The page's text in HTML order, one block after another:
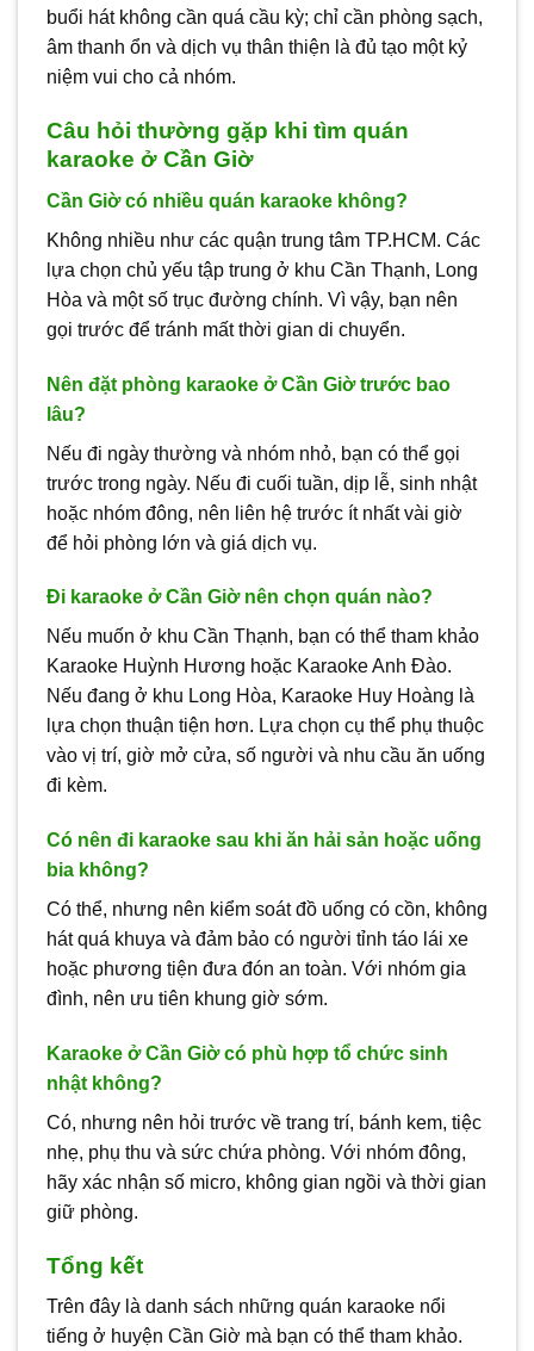
buổi hát không cần quá cầu kỳ; chỉ cần phòng sạch,
âm thanh ổn và dịch vụ thân thiện là đủ tạo một kỷ
niệm vui cho cả nhóm.
Câu hỏi thường gặp khi tìm quán
karaoke ở Cần Giờ
Cần Giờ có nhiều quán karaoke không?
Không nhiều như các quận trung tâm TP.HCM. Các
lựa chọn chủ yếu tập trung ở khu Cần Thạnh, Long
Hòa và một số trục đường chính. Vì vậy, bạn nên
gọi trước để tránh mất thời gian di chuyển.
Nên đặt phòng karaoke ở Cần Giờ trước bao
lâu?
Nếu đi ngày thường và nhóm nhỏ, bạn có thể gọi
trước trong ngày. Nếu đi cuối tuần, dịp lễ, sinh nhật
hoặc nhóm đông, nên liên hệ trước ít nhất vài giờ
để hỏi phòng lớn và giá dịch vụ.
Đi karaoke ở Cần Giờ nên chọn quán nào?
Nếu muốn ở khu Cần Thạnh, bạn có thể tham khảo
Karaoke Huỳnh Hương hoặc Karaoke Anh Đào.
Nếu đang ở khu Long Hòa, Karaoke Huy Hoàng là
lựa chọn thuận tiện hơn. Lựa chọn cụ thể phụ thuộc
vào vị trí, giờ mở cửa, số người và nhu cầu ăn uống
đi kèm.
Có nên đi karaoke sau khi ăn hải sản hoặc uống
bia không?
Có thể, nhưng nên kiểm soát đồ uống có cồn, không
hát quá khuya và đảm bảo có người tỉnh táo lái xe
hoặc phương tiện đưa đón an toàn. Với nhóm gia
đình, nên ưu tiên khung giờ sớm.
Karaoke ở Cần Giờ có phù hợp tổ chức sinh
nhật không?
Có, nhưng nên hỏi trước về trang trí, bánh kem, tiệc
nhẹ, phụ thu và sức chứa phòng. Với nhóm đông,
hãy xác nhận số micro, không gian ngồi và thời gian
giữ phòng.
Tổng kết
Trên đây là danh sách những quán karaoke nổi
tiếng ở huyện Cần Giờ mà bạn có thể tham khảo.